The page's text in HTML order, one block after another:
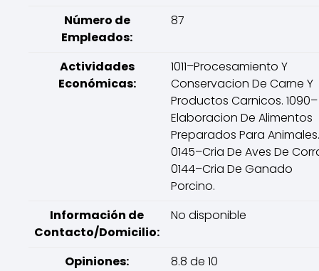
Número de
Empleados:
87
Actividades
Económicas:
1011–Procesamiento Y
Conservacion De Carne Y
Productos Carnicos. 1090–
Elaboracion De Alimentos
Preparados Para Animales.
0145–Cria De Aves De
0144–Cria De Ganado
Porcino.
Información de
Contacto/Domicilio:
No disponible
Opiniones:
8.8 de 10